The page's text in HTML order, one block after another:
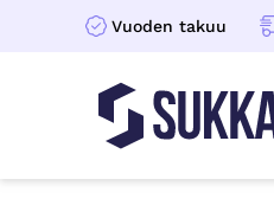
Vuoden takuu
Sukkatukku